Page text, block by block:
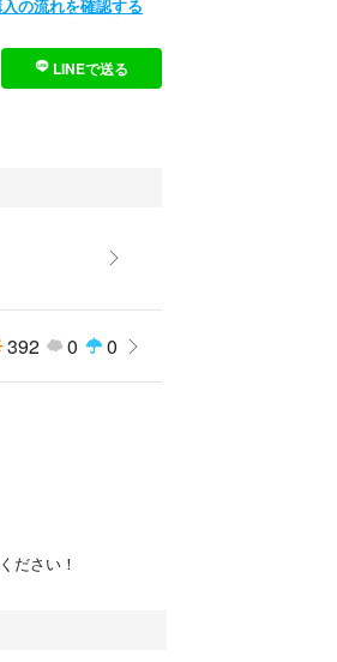
の流れを確認する
LINEで送る
392 0 0
ださい！